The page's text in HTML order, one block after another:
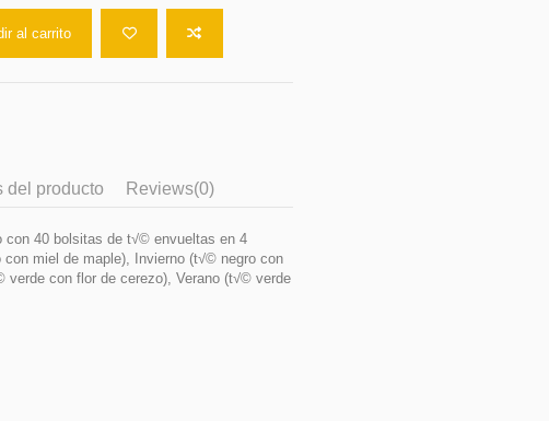
al carrito
del producto Reviews(0)
con 40 bolsitas de t√© envueltas en 4
miel de maple), Invierno (t√© negro con
verde con flor de cerezo), Verano (t√© verde